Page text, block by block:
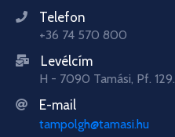
Telefon
+36 74 570 800
Levélcím
H - 7090 Tamási, Pf. 129.
E-mail
tampolgh@tamasi.hu